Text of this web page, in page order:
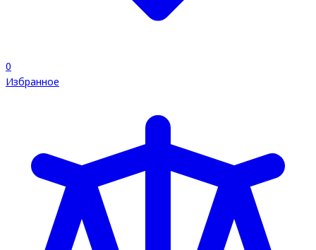
0
Избранное